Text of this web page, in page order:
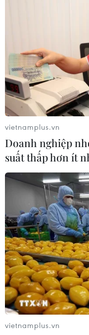
vietnamplus.vn
Doanh nghiệp
suất thấp hơn ít
vietnamplus.vn